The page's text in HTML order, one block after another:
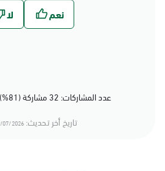
عدد المشاركات: 32 مشاركة (81%) أعجبهم المحتوى
تاريخ أخر تحديث: 2026 20:07